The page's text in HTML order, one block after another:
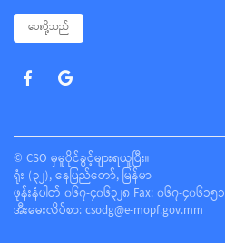
ပေးပို့သည်
© CSO မှမူပိုင်ခွင့်များရယူပြီး။
ရုံး (၃၂), နေပြည်တော်, မြန်မာ
ဖုန်းနံပါတ် ၀၆၇-၄၀၆၃၂၈ Fax: ၀၆၇-၄၀၆၁၅၁
အီးမေးလိပ်စာ: csodg@e-mopf.gov.mm